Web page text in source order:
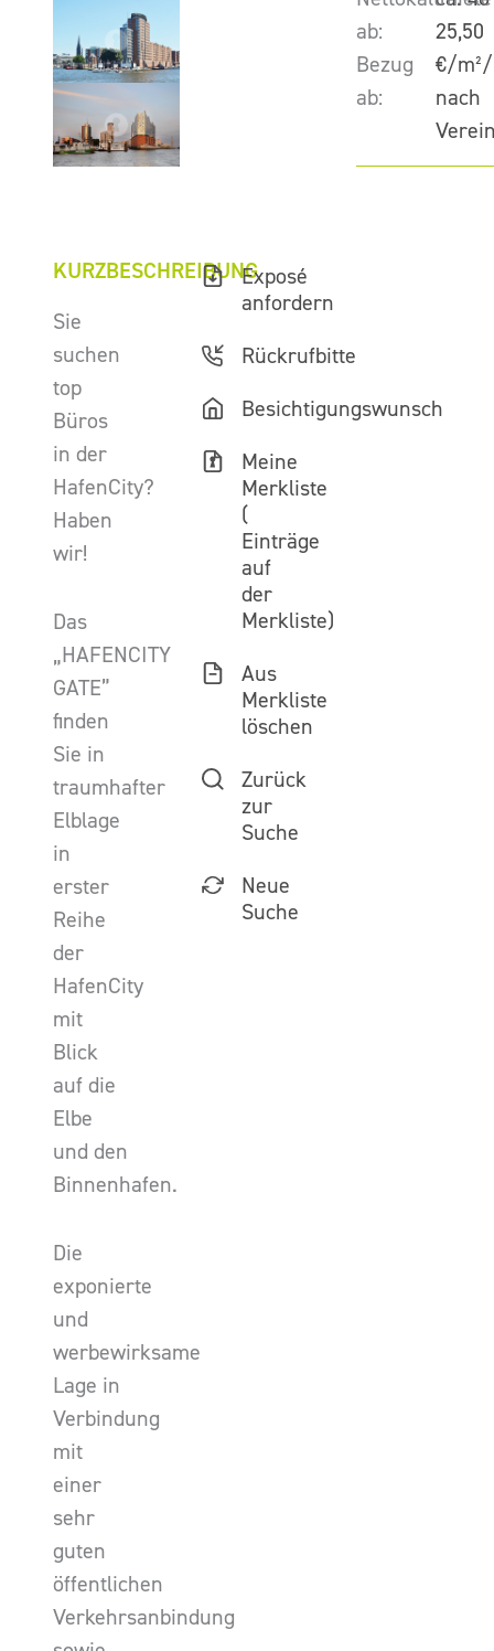
ab:
25,50
€/
Bezug
ab:
nach
KURZBESCHREIBUNG
Sie
suchen
top
Büros
in der
HafenCity?
Haben
wir!
Das
„HAFENCITY
GATE”
finden
Sie in
traumhafter
Elblage
in
erster
Reihe
der
HafenCity
mit
Blick
auf die
Elbe
und den
Binnenhafen.
Die
exponierte
und
werbewirksame
Lage in
Verbindung
mit
einer
sehr
guten
öffentlichen
Verkehrsanbindung
Exposé
anfordern
Rückrufbitte
Besichtigungswunsch
Meine
Merkliste
(
Einträge
auf
der
Merkliste)
Aus
Merkliste
löschen
Zurück
zur
Suche
Neue
Suche